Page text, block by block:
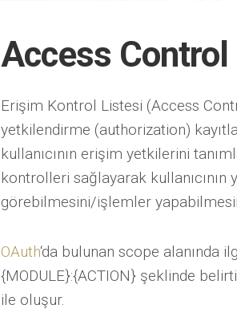
Access
Erişim Kontrol Listesi (Access
yetkilendirme (authorization)
kullanıcının erişim yetkilerini
kontrolleri sağlayarak
görebilmesini/işlemler
OAuth‘da bulunan scope alanında
{MODULE}:{ACTION} şeklinde
ile oluşur.